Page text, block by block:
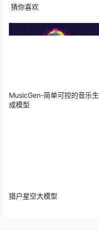
猜你喜欢
MusicGen-简单可控的音乐生
成模型
猎户星空大模型